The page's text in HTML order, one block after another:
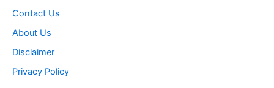
Contact Us
About Us
Disclaimer
Privacy Policy